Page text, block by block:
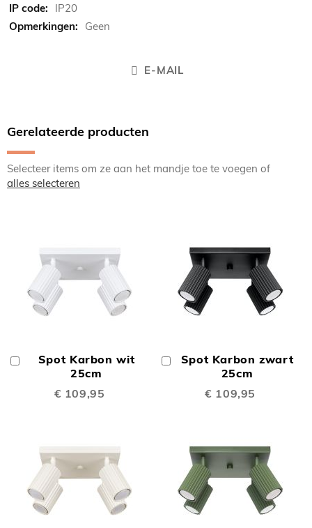
IP20
Geen
E-MAIL
Gerelateerde producten
Selecteer items om ze aan het mandje toe te voegen of
alles selecteren
Spot Karbon wit
25cm
€ 109,95
Winkelwagen
Spot Karbon zwart
25cm
€ 109,95
In
Winkelwagen